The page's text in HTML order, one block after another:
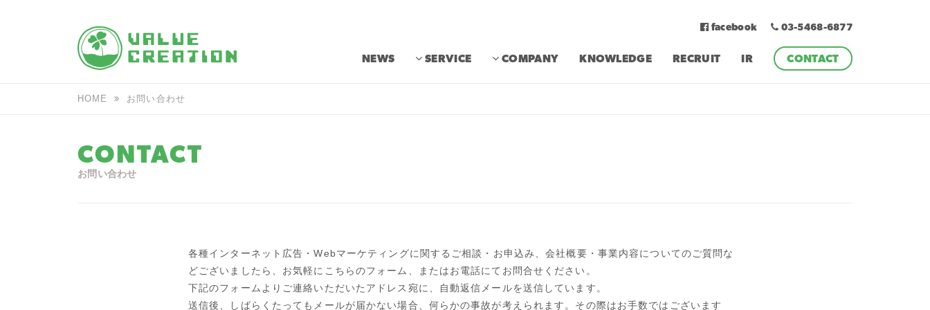
NEWS SERVICE COMPANY KNOWLEDGE RECRUIT IR CONTACT
facebook 03-5468-6877
HOME お問い合わせ
CONTACT
お問い合わせ
各種インターネット広告・Webマーケティングに関するご相談・お申込み、会社概要・事業内容についてのご質問な
どございましたら、お気軽にこちらのフォーム、またはお電話にてお問合せください。
下記のフォームよりご連絡いただいたアドレス宛に、自動返信メールを送信しています。
送信後、しばらくたってもメールが届かない場合、何らかの事故が考えられます。その際はお手数ではございます